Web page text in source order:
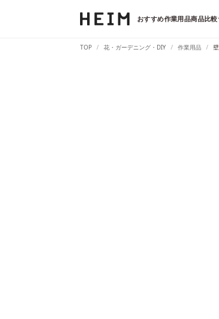
おすすめ作業用品商品比
TOP 花・ガーデニング・DIY 作業用品